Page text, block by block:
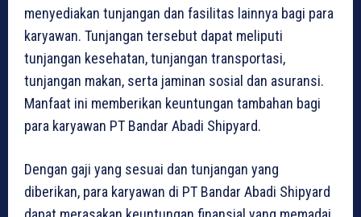
menyediakan tunjangan dan fasilitas lainnya bagi para
karyawan. Tunjangan tersebut dapat meliputi
tunjangan kesehatan, tunjangan transportasi,
tunjangan makan, serta jaminan sosial dan asuransi.
Manfaat ini memberikan keuntungan tambahan bagi
para karyawan PT Bandar Abadi Shipyard.
Dengan gaji yang sesuai dan tunjangan yang
diberikan, para karyawan di PT Bandar Abadi Shipyard